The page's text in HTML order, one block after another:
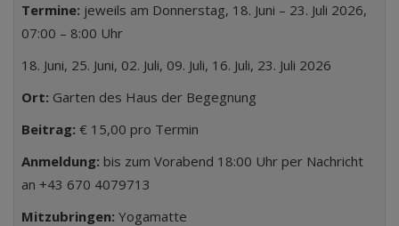
Termine: jeweils am Donnerstag, 18. Juni – 23. Juli 2026,
07:00 – 8:00 Uhr
18. Juni, 25. Juni, 02. Juli, 09. Juli, 16. Juli, 23. Juli 2026
Ort: Garten des Haus der Begegnung
Beitrag: € 15,00 pro Termin
Anmeldung: bis zum Vorabend 18:00 Uhr per Nachricht
an +43 670 4079713
Mitzubringen: Yogamatte